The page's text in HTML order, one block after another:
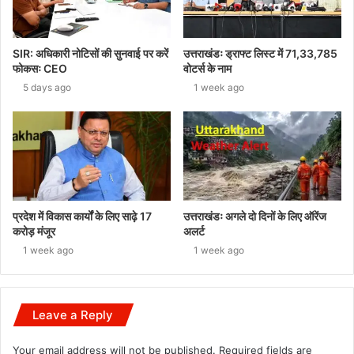
SIR: अधिकारी नोटिसों की सुनवाई पर करें
फोकसः CEO
5 days ago
उत्तराखंडः ड्राफ्ट लिस्ट में 71,33,785
वोटर्स के नाम
1 week ago
प्रदेश में विकास कार्यों के लिए साढ़े 17
करोड़ मंजूर
1 week ago
उत्तराखंडः अगले दो दिनों के लिए ऑरेंज
अलर्ट
1 week ago
Leave a Reply
Your email address will not be published. Required fields are